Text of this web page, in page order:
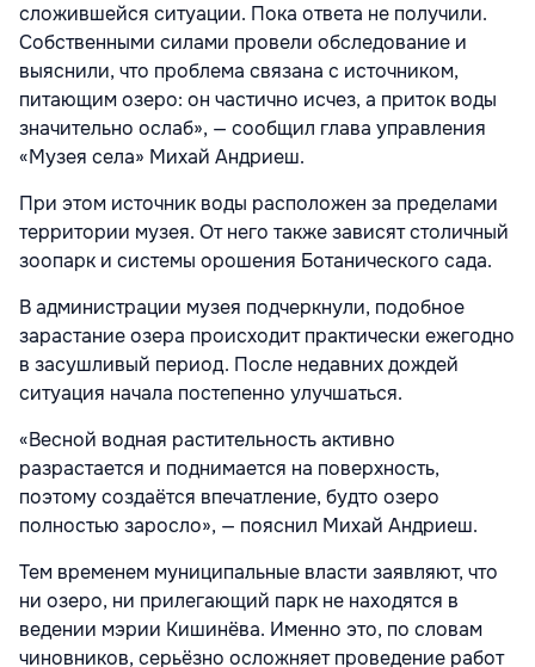
сложившейся ситуации. Пока ответа не получили.
Собственными силами провели обследование и
выяснили, что проблема связана с источником,
питающим озеро: он частично исчез, а приток воды
значительно ослаб», — сообщил глава управления
«Музея села» Михай Андриеш.
При этом источник воды расположен за пределами
территории музея. От него также зависят столичный
зоопарк и системы орошения Ботанического сада.
В администрации музея подчеркнули, подобное
зарастание озера происходит практически ежегодно
в засушливый период. После недавних дождей
ситуация начала постепенно улучшаться.
«Весной водная растительность активно
разрастается и поднимается на поверхность,
поэтому создаётся впечатление, будто озеро
полностью заросло», — пояснил Михай Андриеш.
Тем временем муниципальные власти заявляют, что
ни озеро, ни прилегающий парк не находятся в
ведении мэрии Кишинёва. Именно это, по словам
чиновников, серьёзно осложняет проведение работ